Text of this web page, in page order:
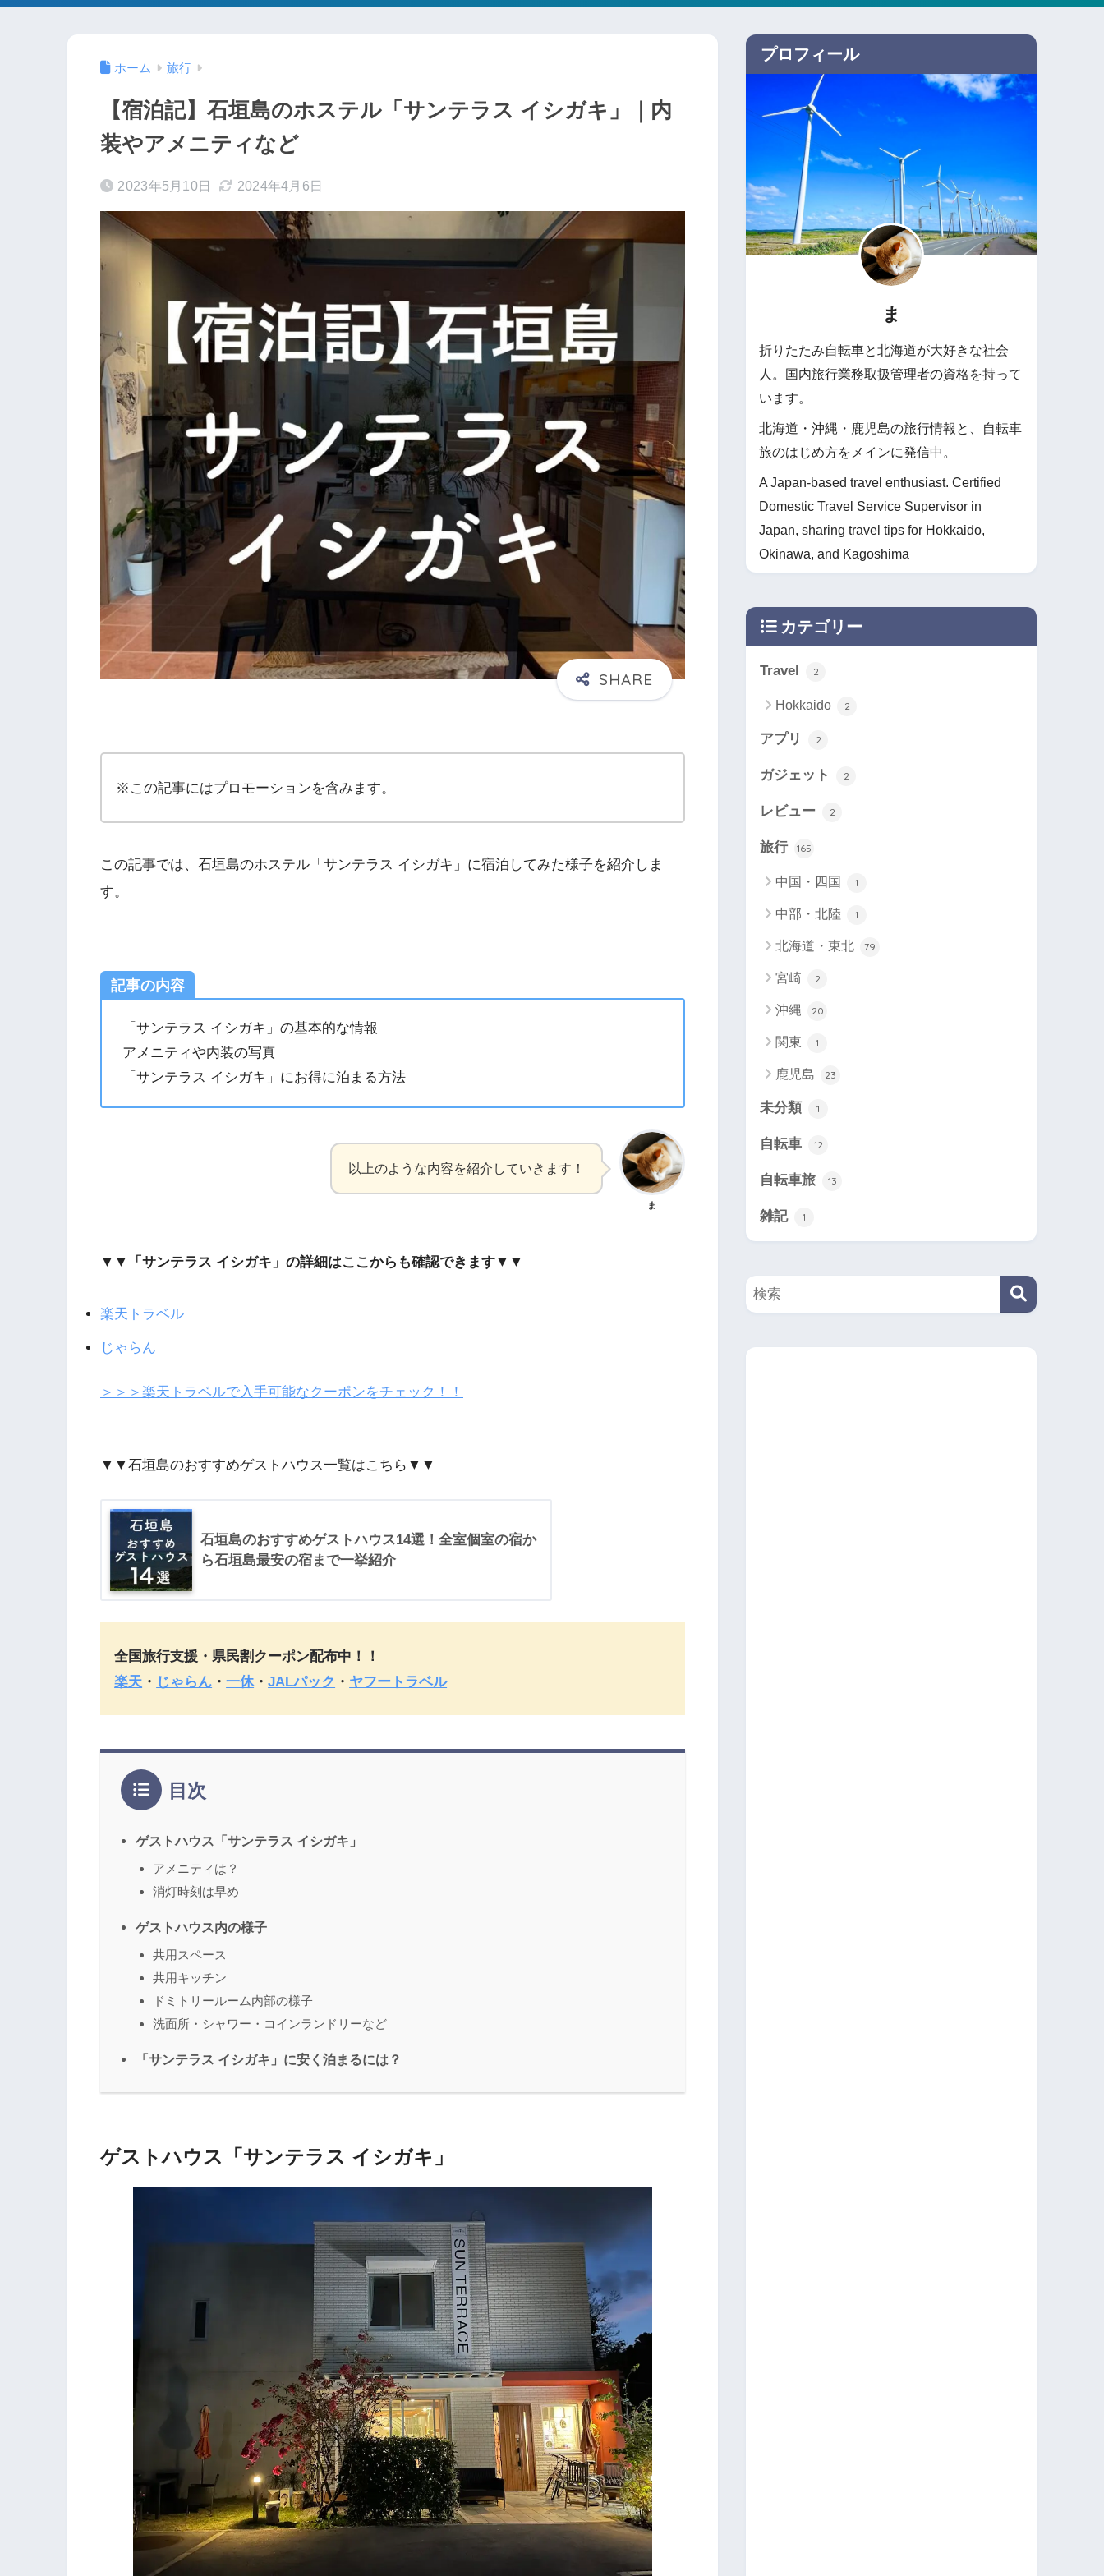
ホーム 旅行
【宿泊記】石垣島のホステル「サンテラス イシガキ」｜内
装やアメニティなど
2023年5月10日 2024年4月6日
※この記事にはプロモーションを含みます。
この記事では、石垣島のホステル「サンテラス イシガキ」に宿泊してみた様子を紹介しま
す。
記事の内容
「サンテラス イシガキ」の基本的な情報
アメニティや内装の写真
「サンテラス イシガキ」にお得に泊まる方法
ま
以上のような内容を紹介していきます！
▼▼「サンテラス イシガキ」の詳細はここからも確認できます▼▼
楽天トラベル
じゃらん
＞＞＞楽天トラベルで入手可能なクーポンをチェック！！
▼▼石垣島のおすすめゲストハウス一覧はこちら▼▼
石垣島のおすすめゲストハウス14選！全室個室の宿か
ら石垣島最安の宿まで一挙紹介
全国旅行支援・県民割クーポン配布中！！
楽天 ・ じゃらん ・一休・JALパック ・ ヤフートラベル
目次
ゲストハウス「サンテラス イシガキ」
アメニティは？
消灯時刻は早め
ゲストハウス内の様子
共用スペース
共用キッチン
ドミトリールーム内部の様子
洗面所・シャワー・コインランドリーなど
「サンテラス イシガキ」に安く泊まるには？
ゲストハウス「サンテラス イシガキ」
プロフィール
ま
折りたたみ自転車と北海道が大好きな社会
人。国内旅行業務取扱管理者の資格を持って
います。
北海道・沖縄・鹿児島の旅行情報と、自転車
旅のはじめ方をメインに発信中。
A Japan-based travel enthusiast. Certified
Domestic Travel Service Supervisor in
Japan, sharing travel tips for Hokkaido,
Okinawa, and Kagoshima
カテゴリー
Travel 2
Hokkaido 2
アプリ 2
ガジェット 2
レビュー 2
旅行 165
中国・四国 1
中部・北陸 1
北海道・東北 79
宮崎 2
沖縄 20
関東 1
鹿児島 23
未分類 1
自転車 12
自転車旅 13
雑記 1